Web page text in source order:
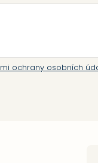
ochrany osobních